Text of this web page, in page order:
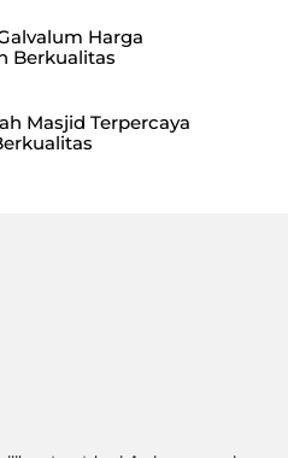
Harga
Berkualitas
Masjid Terpercaya